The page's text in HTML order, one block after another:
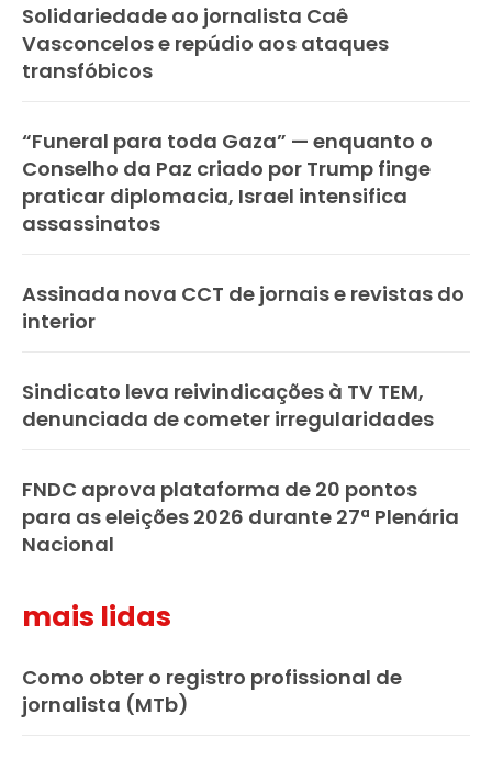
Solidariedade ao jornalista Caê
Vasconcelos e repúdio aos ataques
transfóbicos
“Funeral para toda Gaza” — enquanto o
Conselho da Paz criado por Trump finge
praticar diplomacia, Israel intensifica
assassinatos
Assinada nova CCT de jornais e revistas do
interior
Sindicato leva reivindicações à TV TEM,
denunciada de cometer irregularidades
FNDC aprova plataforma de 20 pontos
para as eleições 2026 durante 27ª Plenária
Nacional
mais lidas
Como obter o registro profissional de
jornalista (MTb)